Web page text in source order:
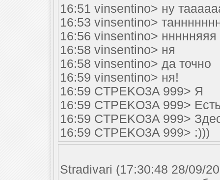
16:51 vinsentino> ну
16:53 vinsentino>
16:56 vinsentino> ннннняяя
16:58 vinsentino> ня
16:58 vinsentino> да точно
16:59 vinsentino> ня!
16:59 CTPEKO3A 999> Я
16:59 CTPEKO3A 999>
16:59 CTPEKO3A 999>
16:59 CTPEKO3A 999> :)))
Stradivari (17:30:48 28/09/